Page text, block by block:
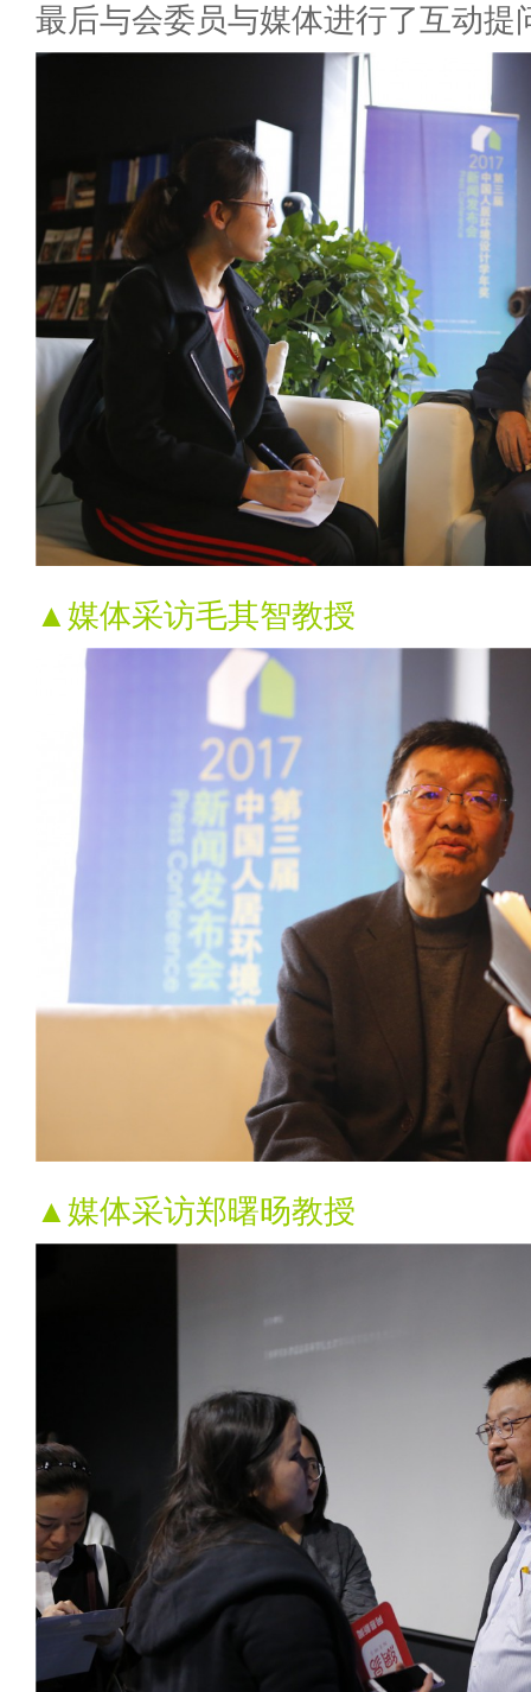
最后与会委员与媒体进行了互动提
▲媒体采访毛其智教授
▲媒体采访郑曙旸教授